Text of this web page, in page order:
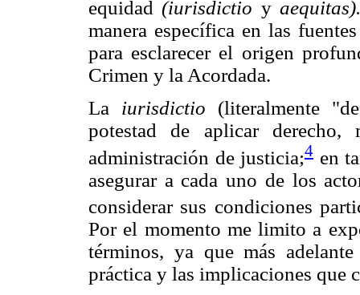
equidad(iurisdictio y
manera específica en las
para esclarecer el origen
Crimen y la Acordada.
La iurisdictio (literalmente
potestad de aplicar
administración de justicia;4 en
asegurar a cada uno de los
considerar sus condiciones
Por el momento me limito a
términos, ya que más
práctica y las implicaciones que